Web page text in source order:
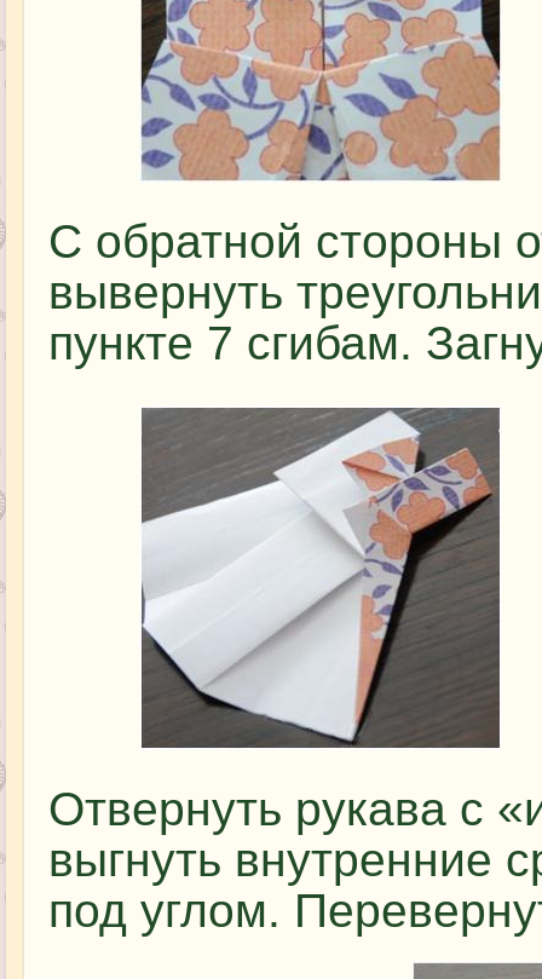
С обратной стороны
вывернуть
пункте 7 сгибам.
Отвернуть рукава с
выгнуть внутренние
под углом.